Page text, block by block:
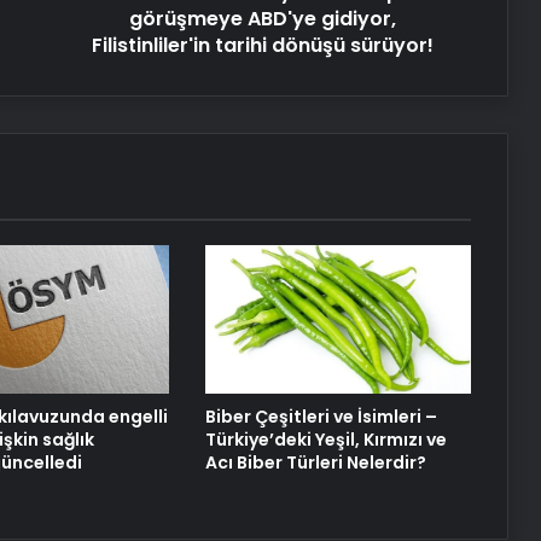
sürüyor!
görüşmeye ABD'ye gidiyor,
Filistinliler'in tarihi dönüşü sürüyor!
kılavuzunda engelli
sağlık
Biber Çeşitleri ve İsimleri –
Türkiye’deki Yeşil, Kırmızı ve
Acı Biber Türleri Nelerdir?